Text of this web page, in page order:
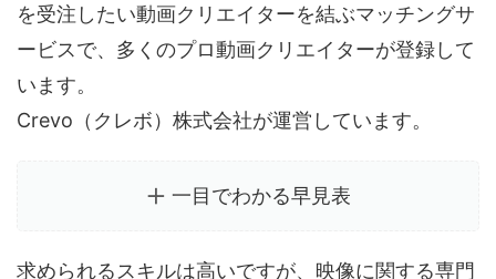
を受注したい動画クリエイターを結ぶマッチングサ
ービスで、多くのプロ動画クリエイターが登録して
います。
Crevo（クレボ）株式会社が運営しています。
一目でわかる早見表
求められるスキルは高いですが、映像に関する専門